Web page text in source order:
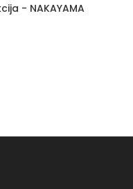
- NAKAYAMA